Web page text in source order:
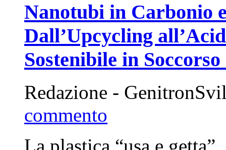
Nanotubi in Carbonio
Dall’Upcycling
Sostenibile in
Redazione -
commento